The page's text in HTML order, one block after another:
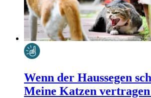
Wenn der Haussegen
Meine Katzen